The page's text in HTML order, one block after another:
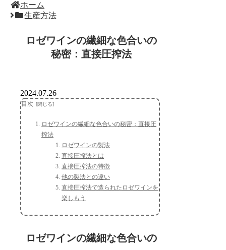
ホーム
生産方法
ロゼワインの繊細な色合いの
秘密：直接圧搾法
2024.07.26
目次
ロゼワインの繊細な色合いの秘密：直接圧
搾法
ロゼワインの製法
直接圧搾法とは
直接圧搾法の特徴
他の製法との違い
直接圧搾法で造られたロゼワインを
楽しもう
ロゼワインの繊細な色合いの